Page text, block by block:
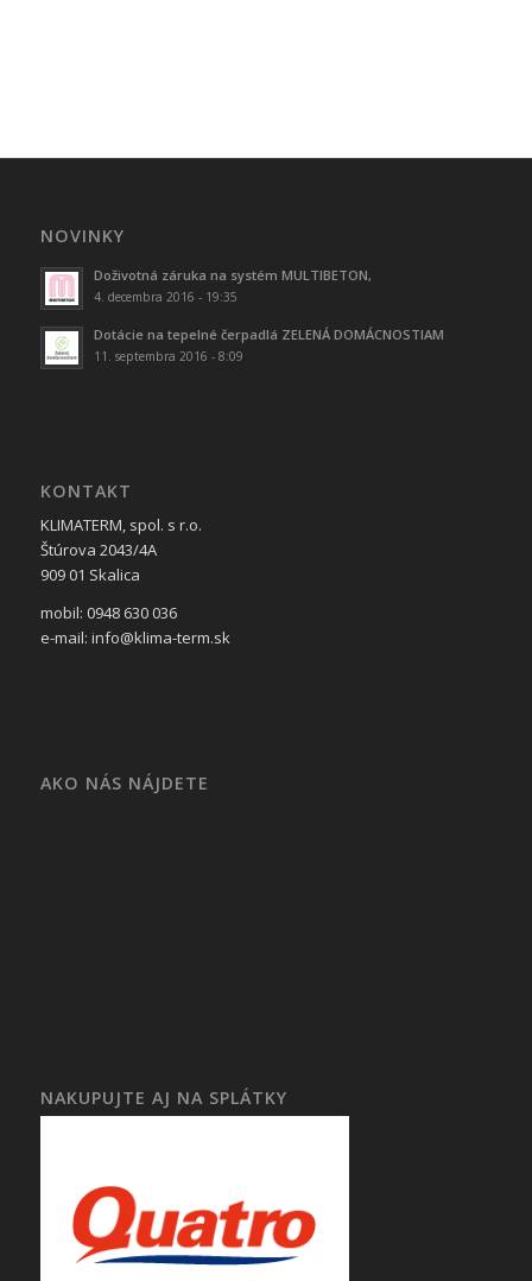
NOVINKY
Doživotná záruka na systém MULTIBETON,
4. decembra 2016 - 19:35
Dotácie na tepelné čerpadlá ZELENÁ DOMÁCNOSTIAM
11. septembra 2016 - 8:09
KONTAKT
KLIMATERM, spol. s r.o.
Štúrova 2043/4A
909 01 Skalica
mobil: 0948 630 036
e-mail: info@klima-term.sk
AKO NÁS NÁJDETE
NAKUPUJTE AJ NA SPLÁTKY